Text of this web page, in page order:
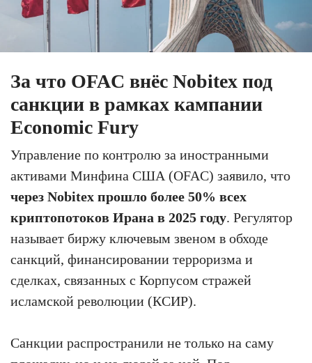
За что OFAC внёс Nobitex под
санкции в рамках кампании
Economic Fury
Управление по контролю за иностранными
активами Минфина США (OFAC) заявило, что
через Nobitex прошло более 50% всех
криптопотоков Ирана в 2025 году. Регулятор
называет биржу ключевым звеном в обходе
санкций, финансировании терроризма и
сделках, связанных с Корпусом стражей
исламской революции (КСИР).
Санкции распространили не только на саму